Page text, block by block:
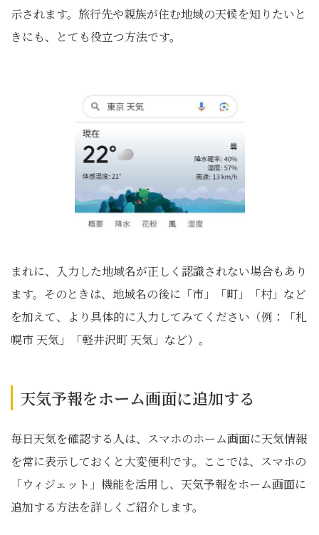
示されます。旅行先や親族が住む地域の天候を知りたいと
きにも、とても役立つ方法です。
まれに、入力した地域名が正しく認識されない場合もあり
ます。そのときは、地域名の後に「市」「町」「村」など
を加えて、より具体的に入力してみてください（例：「札
幌市 天気」「軽井沢町 天気」など）。
天気予報をホーム画面に追加する
毎日天気を確認する人は、スマホのホーム画面に天気情報
を常に表示しておくと大変便利です。ここでは、スマホの
「ウィジェット」機能を活用し、天気予報をホーム画面に
追加する方法を詳しくご紹介します。